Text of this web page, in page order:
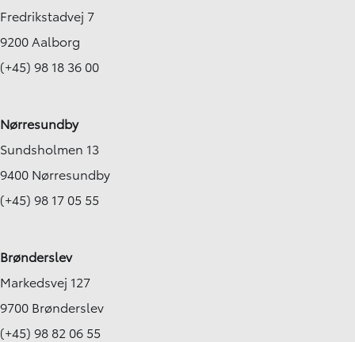
Fredrikstadvej 7
9200 Aalborg
(+45) 98 18 36 00
Nørresundby
Sundsholmen 13
9400 Nørresundby
(+45) 98 17 05 55
Brønderslev
Markedsvej 127
9700 Brønderslev
(+45) 98 82 06 55